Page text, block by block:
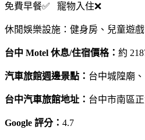
免費早餐✅ 寵物入住❌
休閒娛樂設施：健身房、兒童遊戲
台中 Motel 休息/住宿價格： 約
汽車旅館週邊景點： 台中城隍廟
台中汽車旅館地址： 台中市南區
Google 評分： 4.7